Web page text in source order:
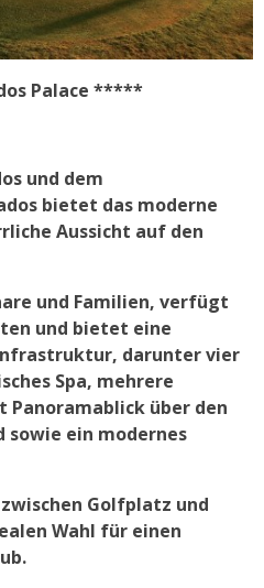
Palace *****
und dem
bietet das moderne
Aussicht auf den
und Familien, verfügt
und bietet eine
darunter vier
Spa, mehrere
Panoramablick über den
sowie ein modernes
Golfplatz und
Wahl für einen